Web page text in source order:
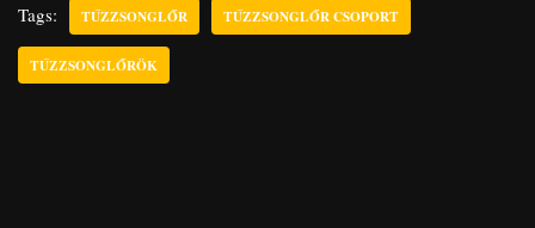
Tags: TŰZZSONGLŐR TŰZZSONGLŐR CSOPORT
TŰZZSONGLŐRÖK